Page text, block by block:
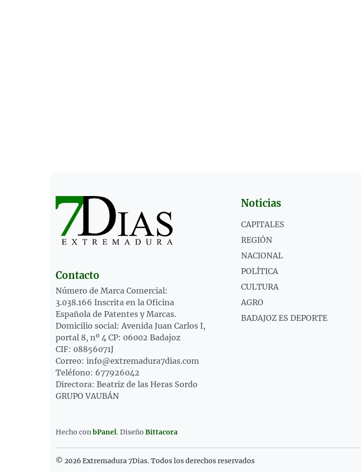
Contacto
Número de Marca Comercial:
3.038.166 Inscrita en la Oficina
Española de Patentes y Marcas.
Domicilio social: Avenida Juan Carlos I,
portal 8, nº 4 CP: 06002 Badajoz
CIF: 08856071J
Correo: info@extremadura7dias.com
Teléfono: 677926042
Directora: Beatriz de las Heras Sordo
GRUPO VAUBÁN
Noticias
CAPITALES
REGIÓN
NACIONAL
POLÍTICA
CULTURA
AGRO
BADAJOZ ES DEPORTE
Hecho conbPanel. Diseño Bittacora
© 2026 Extremadura 7Dias. Todos los derechos reservados